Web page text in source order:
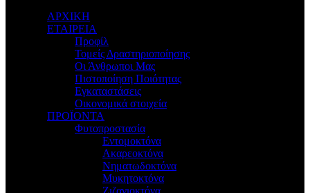
ΑΡΧΙΚΗ
ΕΤΑΙΡΕΙΑ
Προφίλ
Τομείς Δραστηριοποίησης
Οι Άνθρωποι Μας
Πιστοποίηση Ποιότητας
Εγκαταστάσεις
Οικονομικά στοιχεία
ΠΡΟΪΟΝΤΑ
Φυτοπροστασία
Εντομοκτόνα
Ακαρεοκτόνα
Νηματωδοκτόνα
Μυκητοκτόνα
Ζιζανιοκτόνα